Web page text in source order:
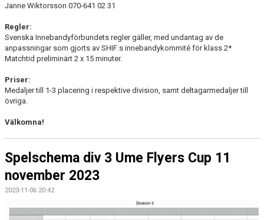
Janne Wiktorsson 070-641 02 31
Regler:
Svenska Innebandyförbundets regler gäller, med undantag av de
anpassningar som gjorts av SHIF:s innebandykommité för klass 2*
Matchtid preliminärt 2 x 15 minuter.
Priser:
Medaljer till 1-3 placering i respektive division, samt deltagarmedaljer till
övriga.
Välkomna!
Spelschema div 3 Ume Flyers Cup 11
november 2023
2023-11-06 20:42